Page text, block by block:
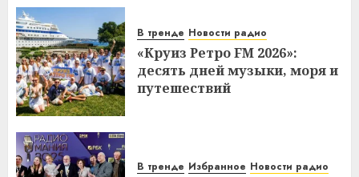
В тренде Новости радио
«Круиз Ретро FM 2026»:
десять дней музыки, моря и
путешествий
В тренде Избранное Новости радио